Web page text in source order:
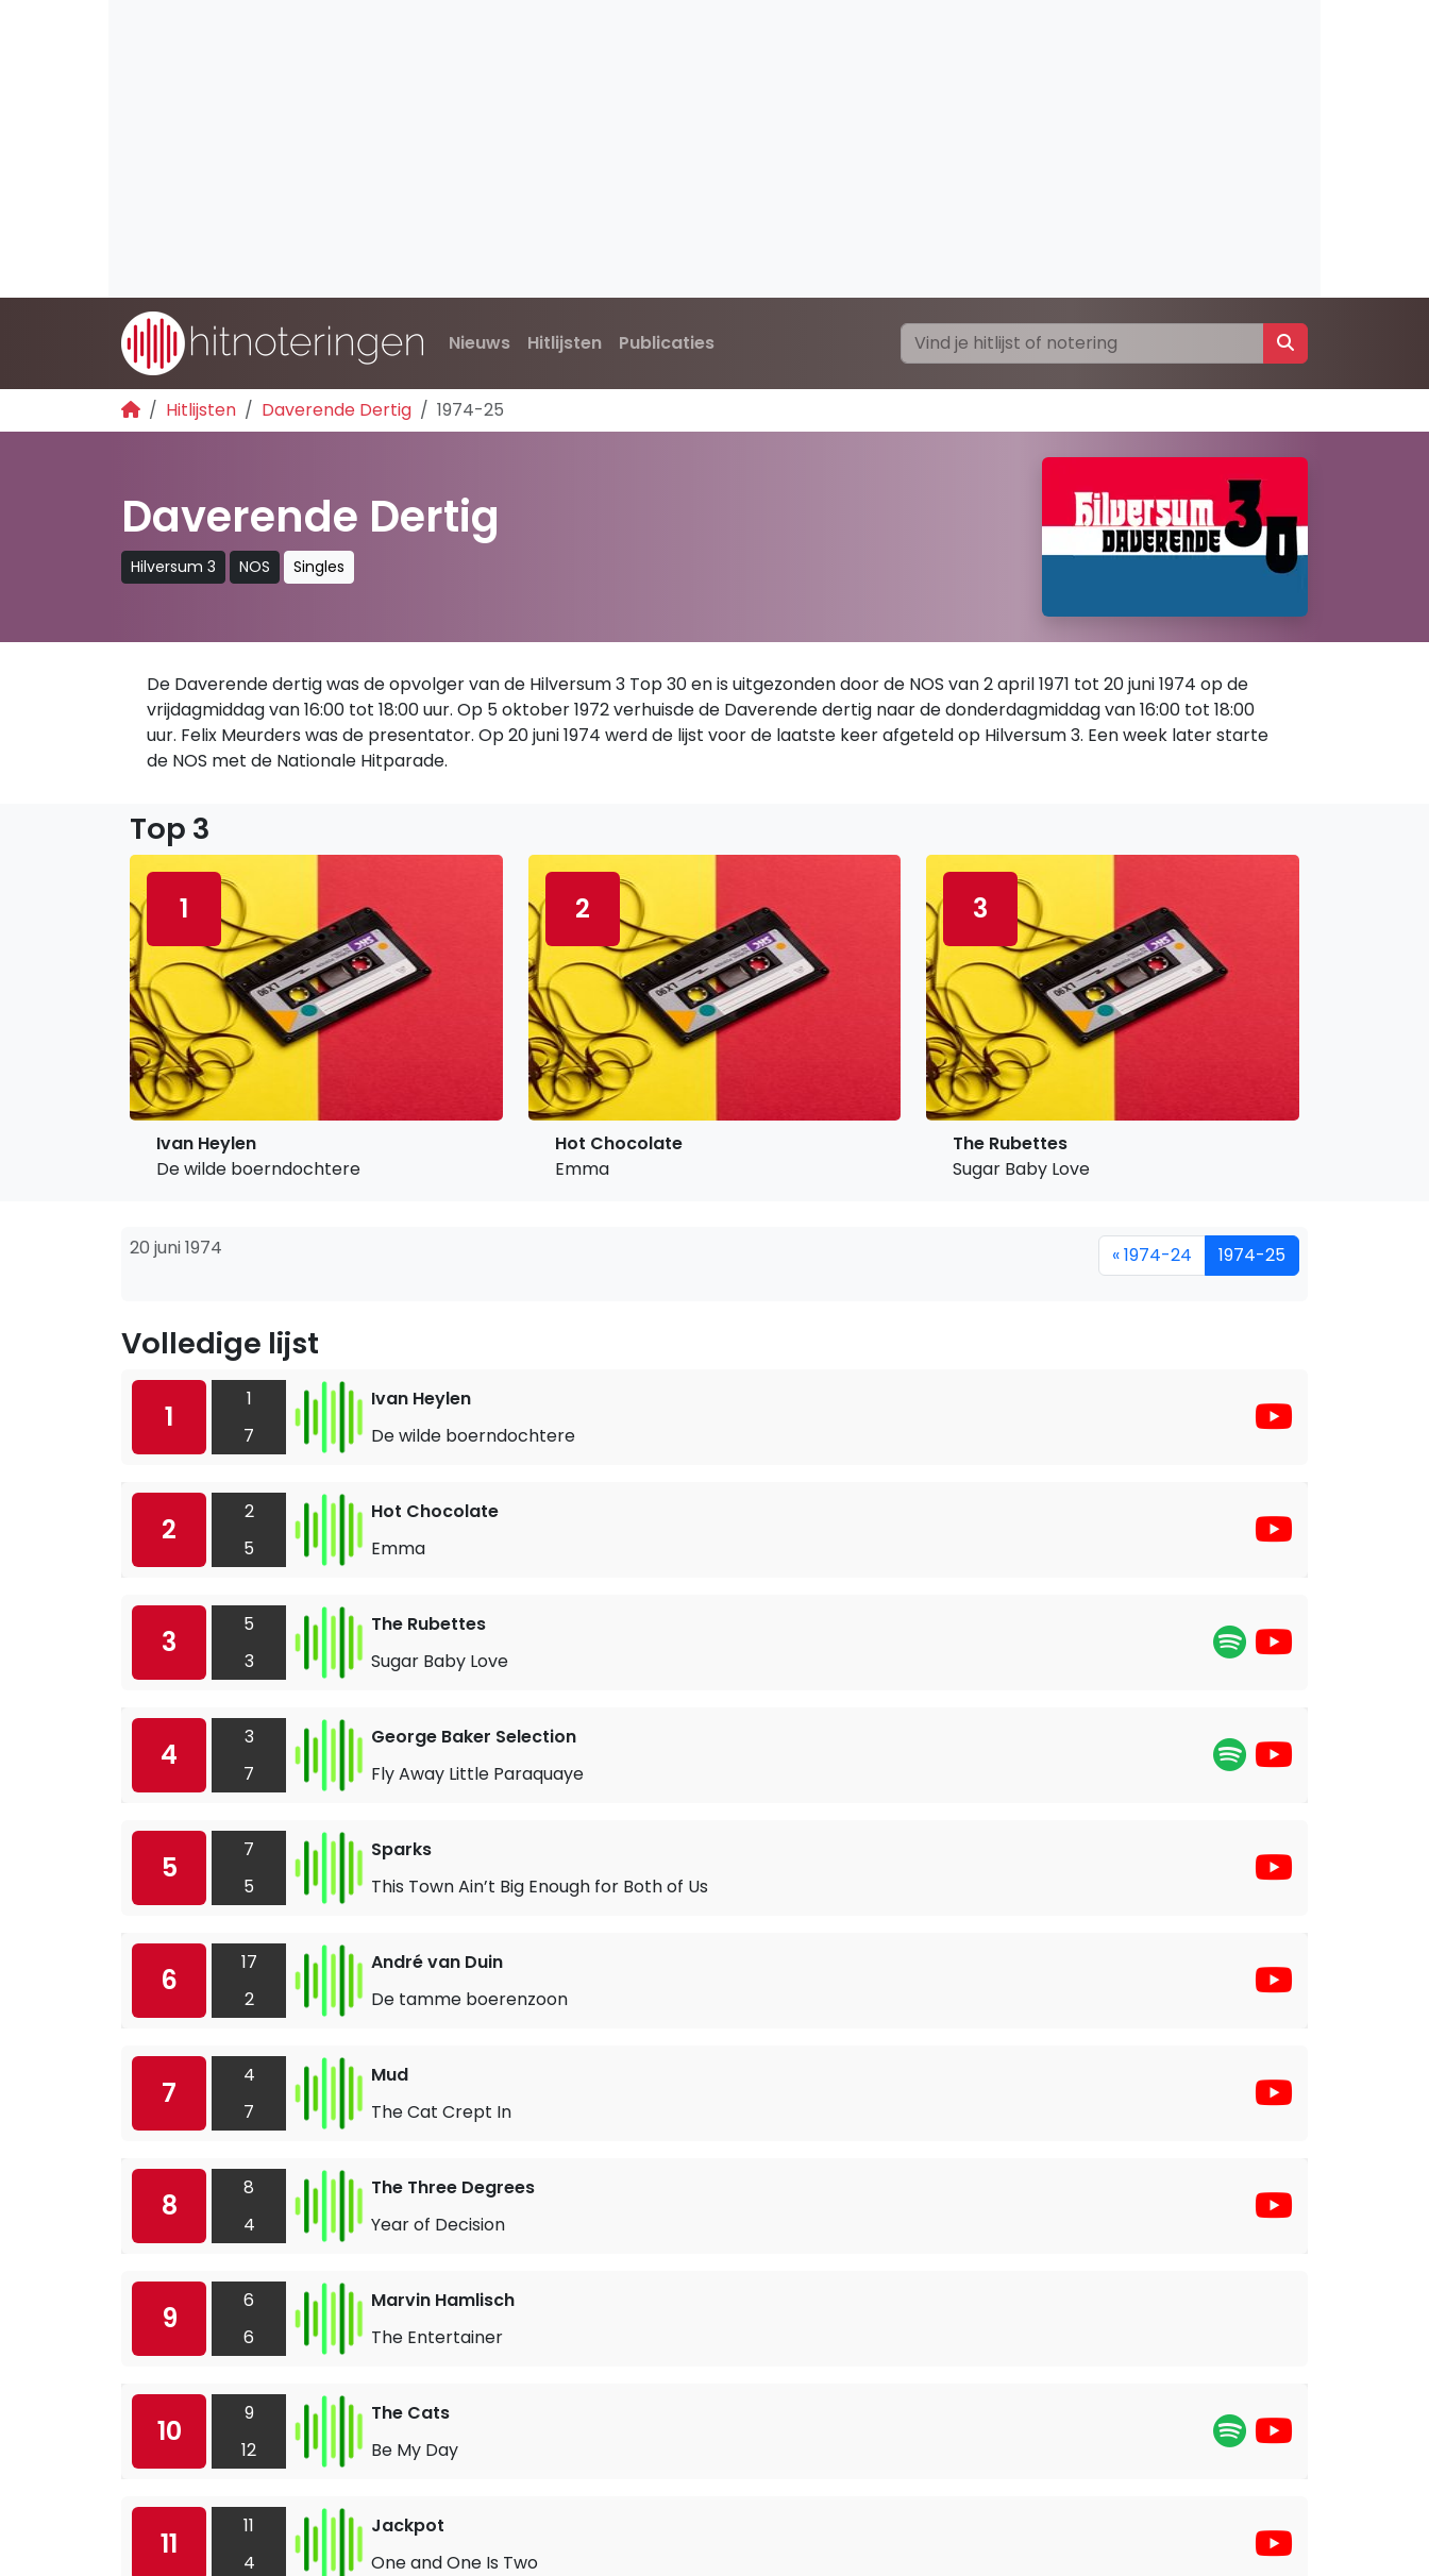
Nieuws Hitlijsten Publicaties
Hitlijsten Daverende Dertig 1974-25
Daverende Dertig
Hilversum 3 NOS Singles
De Daverende dertig was de opvolger van de Hilversum 3 Top 30 en is uitgezonden door de NOS van 2 april 1971 tot 20 juni 1974 op de
vrijdagmiddag van 16:00 tot 18:00 uur. Op 5 oktober 1972 verhuisde de Daverende dertig naar de donderdagmiddag van 16:00 tot 18:00
uur. Felix Meurders was de presentator. Op 20 juni 1974 werd de lijst voor de laatste keer afgeteld op Hilversum 3. Een week later starte
de NOS met de Nationale Hitparade.
Top 3
1
Ivan Heylen
De wilde boerndochtere
2
Hot Chocolate
Emma
3
The Rubettes
Sugar Baby Love
20 juni 1974 « 1974-24 1974-25
Volledige lijst
1
1
7
Ivan Heylen
De wilde boerndochtere
2
2
5
Hot Chocolate
Emma
3
5
3
The Rubettes
Sugar Baby Love
4
3
7
George Baker Selection
Fly Away Little Paraquaye
5
7
5
Sparks
This Town Ain’t Big Enough for Both of Us
6
17
2
André van Duin
De tamme boerenzoon
7
4
7
Mud
The Cat Crept In
8
8
4
The Three Degrees
Year of Decision
9
6
6
Marvin Hamlisch
The Entertainer
10
9
12
The Cats
Be My Day
11
11
4
Jackpot
One and One Is Two